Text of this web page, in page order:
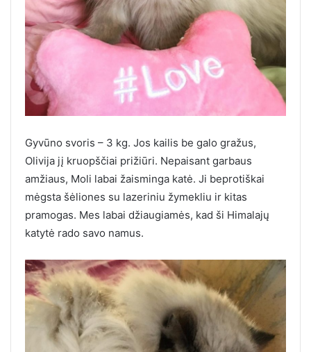
Gyvūno svoris – 3 kg. Jos kailis be galo gražus,
Olivija jį kruopščiai prižiūri. Nepaisant garbaus
amžiaus, Moli labai žaisminga katė. Ji beprotiškai
mėgsta šėliones su lazeriniu žymekliu ir kitas
pramogas. Mes labai džiaugiamės, kad ši Himalajų
katytė rado savo namus.